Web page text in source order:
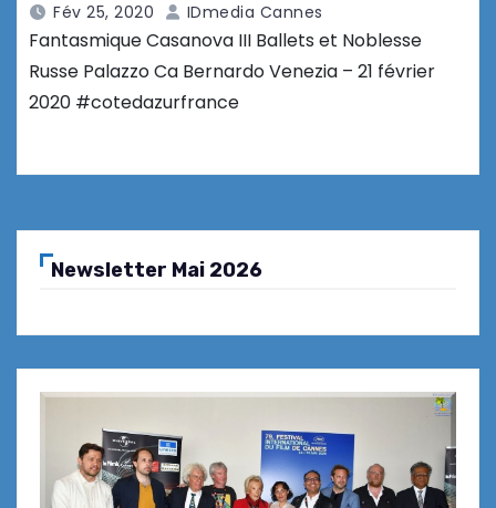
Fév 25, 2020 IDmedia Cannes
Fantasmique Casanova III Ballets et Noblesse
Russe Palazzo Ca Bernardo Venezia – 21 février
2020 #cotedazurfrance
Newsletter Mai 2026